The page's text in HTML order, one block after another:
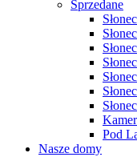
Sprzedane
Pod
Nasze domy